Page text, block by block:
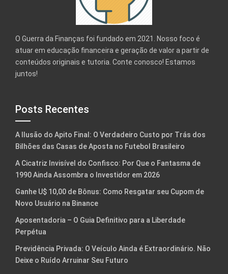
O Guerra da Finanças foi fundado em 2021. Nosso foco é
atuar em educação financeira e geração de valor a partir de
conteúdos originais e tutoria. Conte conosco! Estamos
juntos!
Posts Recentes
A Ilusão do Apito Final: O Verdadeiro Custo por Trás dos
Bilhões das Casas de Aposta no Futebol Brasileiro
A Cicatriz Invisível do Confisco: Por Que o Fantasma de
1990 Ainda Assombra o Investidor em 2026
Ganhe U$ 10,00 de Bônus: Como Resgatar seu Cupom de
Novo Usuário na Binance
Aposentadoria – O Guia Definitivo para a Liberdade
Perpétua
Previdência Privada: O Veículo Ainda é Extraordinário. Não
Deixe o Ruído Arruinar Seu Futuro